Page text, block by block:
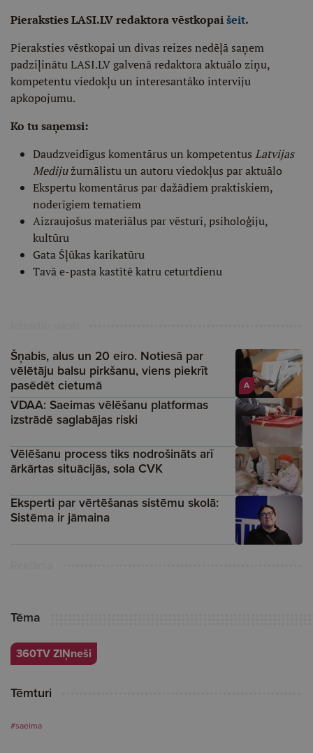
Pieraksties LASI.LV redaktora vēstkopaišeit.
Pieraksties vēstkopai un divas reizes nedēļā saņem
padziļinātu LASI.LV galvenā redaktora aktuālo ziņu,
kompetentu viedokļu un interesantāko interviju
apkopojumu.
Ko tu saņemsi:
Daudzveidīgus komentārus un kompetentus Latvijas
Medijužurnālistu un autoru viedokļus par aktuālo
Ekspertu komentārus par dažādiem praktiskiem,
noderīgiem tematiem
Aizraujošus materiālus par vēsturi, psiholoģiju,
kultūru
Gata Šļūkas karikatūru
Tavā e-pasta kastītē katru ceturtdienu
A
Šņabis, alus un 20 eiro. Notiesā par
vēlētāju balsu pirkšanu, viens piekrīt
pasēdēt cietumā
VDAA: Saeimas vēlēšanu platformas
izstrādē saglabājas riski
Vēlēšanu process tiks nodrošināts arī
ārkārtas situācijās, sola CVK
Eksperti par vērtēšanas sistēmu skolā:
Sistēma ir jāmaina
Tēma
360TV ZIŅneši
Tēmturi
#saeima